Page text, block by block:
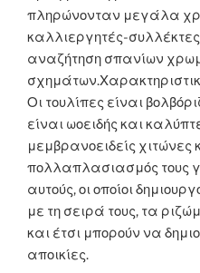
πληρώνονταν μεγάλα
καλλιεργητές-
αναζήτηση σπανίων
Οι τουλίπες είναι
είναι ωοειδής και
μεμβρανοειδείς
πολλαπλασιασμός τους
αυτούς, οι οποίοι
με τη σειρά τους, τα
και έτσι μπορούν να
αποικίες.